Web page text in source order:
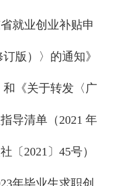
就业创业补贴申
版）〉的通知》
和《关于转发〈广
导清单（2021 年
〔2021〕45号）
年毕业生求职创